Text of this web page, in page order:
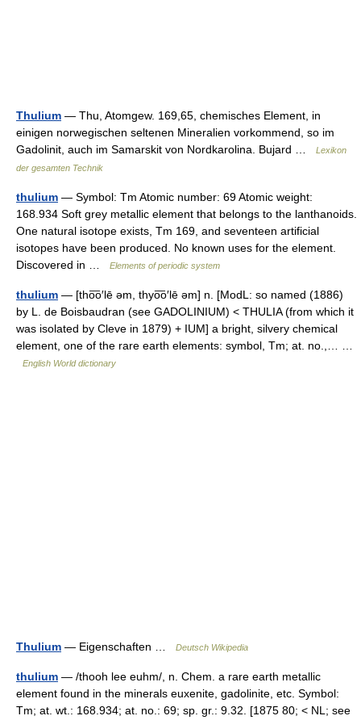
Thulium — Thu, Atomgew. 169,65, chemisches Element, in
einigen norwegischen seltenen Mineralien vorkommend, so im
Gadolinit, auch im Samarskit von Nordkarolina. Bujard …
Lexikon
der gesamten Technik
thulium — Symbol: Tm Atomic number: 69 Atomic weight:
168.934 Soft grey metallic element that belongs to the lanthanoids.
One natural isotope exists, Tm 169, and seventeen artificial
isotopes have been produced. No known uses for the element.
Discovered in …
Elements of periodic system
thulium — [tho͞o′lē əm, thyo͞o′lē əm] n. [ModL: so named (1886)
by L. de Boisbaudran (see GADOLINIUM) < THULIA (from which it
was isolated by Cleve in 1879) + IUM] a bright, silvery chemical
element, one of the rare earth elements: symbol, Tm; at. no.,… …
English World dictionary
Thulium — Eigenschaften … Deutsch Wikipedia
thulium — /thooh lee euhm/, n. Chem. a rare earth metallic
element found in the minerals euxenite, gadolinite, etc. Symbol:
Tm; at. wt.: 168.934; at. no.: 69; sp. gr.: 9.32. [1875 80; < NL; see